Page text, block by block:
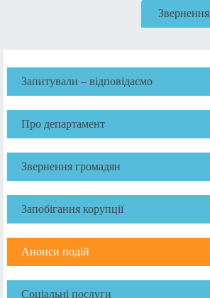
Звернення
Запитували – відповідаємо
Про департамент
Звернення громадян
Запобігання корупції
Анонси подій
Соціальні послуги